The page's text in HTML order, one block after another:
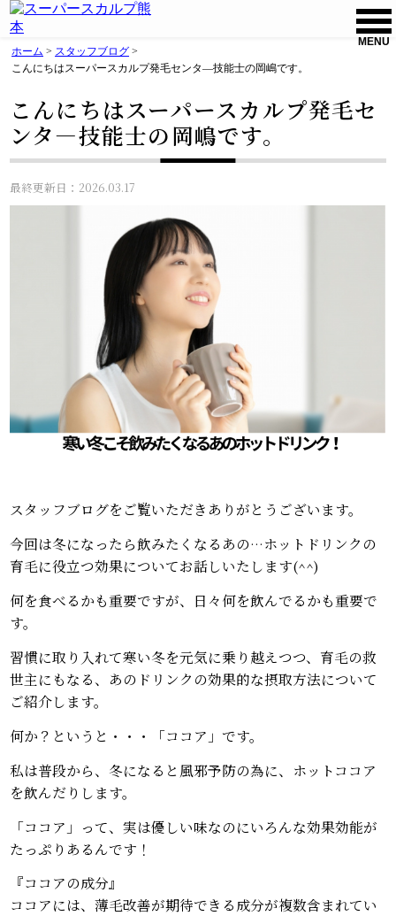
MENU
ホーム > スタッフブログ >
こんにちはスーパースカルプ発毛センタ―技能士の岡嶋です。
こんにちはスーパースカルプ発毛セ
ンタ―技能士の岡嶋です。
最終更新日：2026.03.17
スタッフブログをご覧いただきありがとうございます。
今回は冬になったら飲みたくなるあの…ホットドリンクの
育毛に役立つ効果についてお話しいたします(^^)
何を食べるかも重要ですが、日々何を飲んでるかも重要で
す。
習慣に取り入れて寒い冬を元気に乗り越えつつ、育毛の救
世主にもなる、あのドリンクの効果的な摂取方法について
ご紹介します。
何か？というと・・・「ココア」です。
私は普段から、冬になると風邪予防の為に、ホットココア
を飲んだりします。
「ココア」って、実は優しい味なのにいろんな効果効能が
たっぷりあるんです！
『ココアの成分』
ココアには、薄毛改善が期待できる成分が複数含まれてい